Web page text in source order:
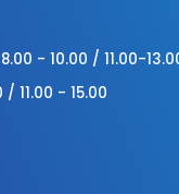
- 10.00 / 11.00-
11.00 - 15.00